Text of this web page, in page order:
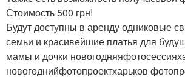
Стоимость 500 грн!
Будут доступны в аренду одниковые
семьи и красивейшие платья для
мамы и дочки
новогоднийфотопроектхарьков